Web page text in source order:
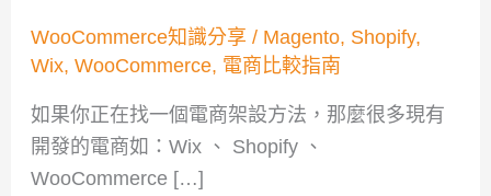
WooCommerce知識分享 / Magento, Shopify,
Wix, WooCommerce, 電商比較指南
如果你正在找一個電商架設方法，那麼很多現有
開發的電商如：Wix 、 Shopify 、
WooCommerce […]
Shopify
還
是
Magento